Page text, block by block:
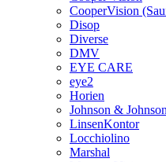
CooperVision
Disop
Diverse
DMV
EYE CARE
eye2
Horien
Johnson & Johnson
LinsenKontor
Locchiolino
Marshal